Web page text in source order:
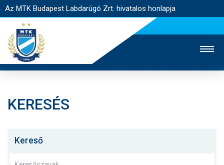
Az MTK Budapest Labdarúgó Zrt. hivatalos honlapja
JEGYÉRTÉKESÍTÉS
KERESÉS
Kereső